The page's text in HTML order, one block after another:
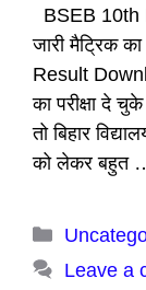
BSEB 10th
जारी मैट्रिक
Result
का परीक्षा दे
तो बिहार
को लेकर बहुत
Leave a